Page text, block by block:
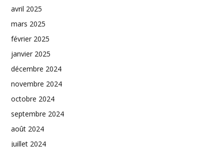
avril 2025
mars 2025
février 2025
janvier 2025
décembre 2024
novembre 2024
octobre 2024
septembre 2024
août 2024
juillet 2024